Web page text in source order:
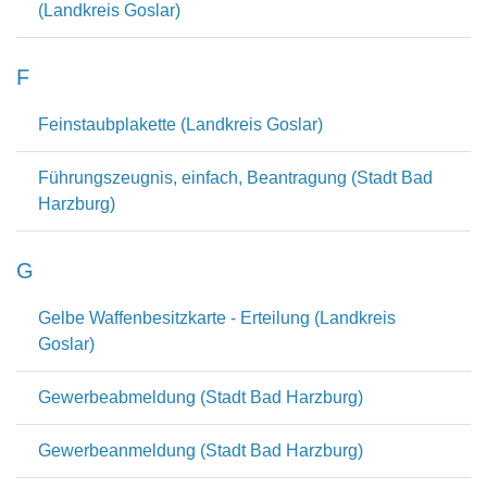
(Landkreis Goslar)
F
Feinstaubplakette (Landkreis Goslar)
Führungszeugnis, einfach, Beantragung (Stadt Bad
Harzburg)
G
Gelbe Waffenbesitzkarte - Erteilung (Landkreis
Goslar)
Gewerbeabmeldung (Stadt Bad Harzburg)
Gewerbeanmeldung (Stadt Bad Harzburg)